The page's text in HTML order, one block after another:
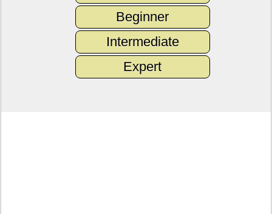
Beginner
Intermediate
Expert